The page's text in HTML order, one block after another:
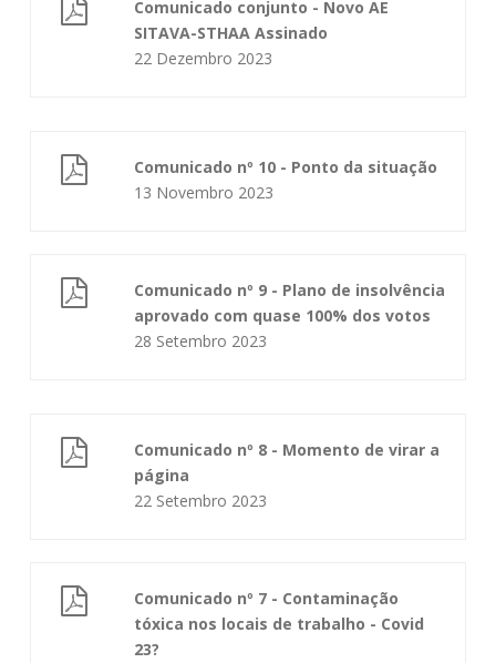
Comunicado conjunto - Novo AE
SITAVA-STHAA Assinado
22 Dezembro 2023
Comunicado nº 10 - Ponto da situação
13 Novembro 2023
Comunicado nº 9 - Plano de insolvência
aprovado com quase 100% dos votos
28 Setembro 2023
Comunicado nº 8 - Momento de virar a
página
22 Setembro 2023
Comunicado nº 7 - Contaminação
tóxica nos locais de trabalho - Covid
23?